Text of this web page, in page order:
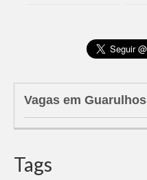
Vagas em Guarulhos
Tags